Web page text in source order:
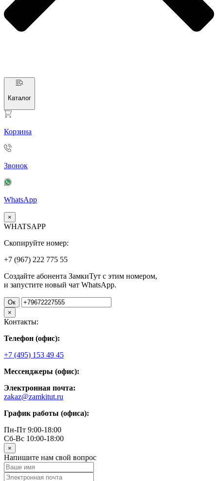
Каталог
Корзина
Звонок
WhatsApp
×
WHATSAPP
Скопируйте номер:
+7 (967) 222 775 55
Создайте абонента ЗамкиТут с этим номером,
и запустите новый чат WhatsApp.
Ок
×
Контакты:
Телефон (офис):
+7 (495) 153 49 45
Мессенджеры (офис):
Электронная почта:
zakaz@zamkitut.ru
График работы (офиса):
Пн-Пт 9:00-18:00
Сб-Вс 10:00-18:00
×
Напишите нам свой вопрос